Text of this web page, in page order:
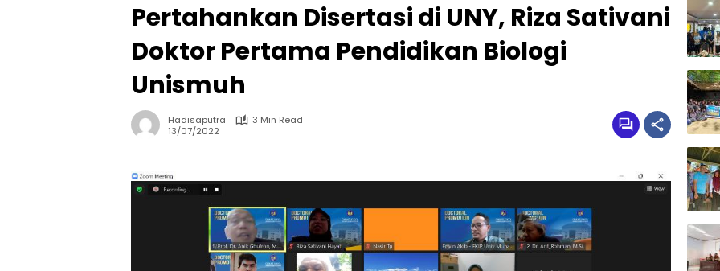
Pertahankan Disertasi di UNY, Riza Sativani
Doktor Pertama Pendidikan Biologi
Unismuh
Hadisaputra
3 Min Read
13/07/2022